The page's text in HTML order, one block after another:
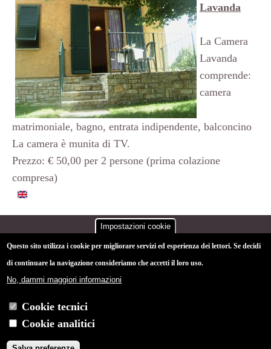
Lavanda
La Camera
Lavanda
comprende:
camera
matrimoniale, bagno, entrata indipendente, balconcino
La camera è munita di TV.
Prezzo: € 50,00 per 2 persone (prima colazione
compresa)
Privacy Policy e Cookie Policy-Area privata
Agriturismo Poderino | Loc. Poderino · 58053 Roccalbegna
(Grosseto) | Cell. 342 7446666 |
Impostazioni cookie
Questo sito utilizza i cookie per migliorare servizi ed esperienza dei lettori. Se decidi
di continuare la navigazione consideriamo che accetti il loro uso.
No, dammi maggiori informazioni
Cookie tecnici
Cookie analitici